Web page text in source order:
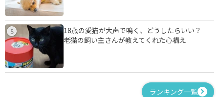
5
18歳の愛猫が大声で鳴く、どうしたらいい？
老猫の飼い主さんが教えてくれた心構え
ランキング一覧